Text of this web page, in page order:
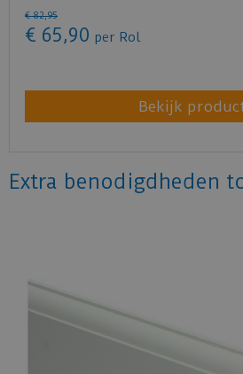
€ 82,95
€ 65,90 per Rol
Bekijk
Extra benodigdheden